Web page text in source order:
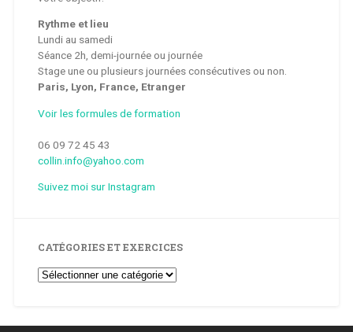
Rythme et lieu
Lundi au samedi
Séance 2h, demi-journée ou journée
Stage une ou plusieurs journées consécutives ou non.
Paris, Lyon, France, Etranger
Voir les formules de formation
06 09 72 45 43
collin.info@yahoo.com
Suivez moi sur Instagram
CATÉGORIES ET EXERCICES
Catégories
et